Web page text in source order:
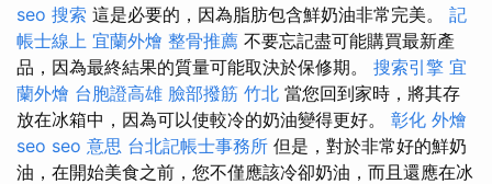
seo 搜索 這是必要的，因為脂肪包含鮮奶油非常完美。 記
帳士線上 宜蘭外燴 整骨推薦 不要忘記盡可能購買最新產
品，因為最終結果的質量可能取決於保修期。 搜索引擎 宜
蘭外燴 台胞證高雄 臉部撥筋 竹北 當您回到家時，將其存
放在冰箱中，因為可以使較冷的奶油變得更好。 彰化 外燴
seo seo 意思 台北記帳士事務所 但是，對於非常好的鮮奶
油，在開始美食之前，您不僅應該冷卻奶油，而且還應在冰